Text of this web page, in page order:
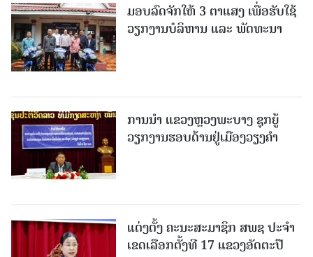
ມອບລົດຈັກໃຫ້ 3 ຕາແສງ ເພື່ອຮັບໃຊ້
ວຽກງານບໍລິຫານ ແລະ ພັດທະນາ
ການນຳ ແຂວງຫຼວງພະບາງ ຊຸກຍູ້
ວຽກງານຮອບດ້ານຢູ່ເມືອງວຽງຄໍາ
ແຕ່ງຕັ້ງ ຄະນະສະມາຊິກ ສພຊ ປະຈຳ
ເຂດເລືອກຕັ້ງທີ 17 ແຂວງອັດຕະປື